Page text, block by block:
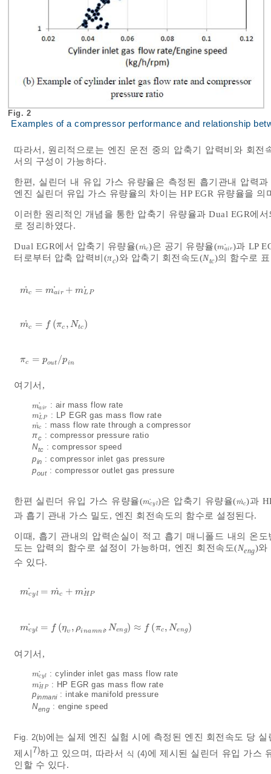
Fig. 2
Examples of a compressor performance and relationship
따라서, 원리적으로는 엔진 운전 중의 압축기 압력비와 회
서의 구성이 가능하다.
한편, 실린더 내 유입 가스 유량율은 측정된 흡기관내 압력
엔진 실린더 유입 가스 유량율의 차이는 HP EGR 유량율을 의
이러한 원리적인 개념을 통한 압축기 유량율과 Dual EGR에
로 정리하였다.
Dual EGR에서 압축기 유량율(mc
˙
mc˙
)은 공기 유량율(mair
˙
mair˙
)과 LP
터로부터 압축 압력비(πc)와 압축기 회전속도(Ntc)의 함수로
mc
˙ = mair
˙ + mL P
˙
mc˙ =ma ir˙ +mLP
mc
˙ = f (πc , Ntc )
mc˙=fπc,Ntc
πc = pout /pin
πc=pout/pi
여기서,
mair
˙
mair ˙: air mass flow rate
mLP
˙
mLP ˙: LP EGR gas mass flow rate
mc
˙
mc ˙: mass flow rate through a compressor
πc : compressor pressure ratio
Ntc : compressor speed
pin : compressor inlet gas pressure
pout: compressor outlet gas pressure
한편 실린더 유입 가스 유량율(mcyl
˙
mcyl˙
)은 압축기 유량율(mc
˙
mc˙
)과
과 흡기 관내 가스 밀도, 엔진 회전속도의 함수로 설정된다.
이때, 흡기 관내의 압력손실이 적고 흡기 매니폴드 내의 온
도는 압력의 함수로 설정이 가능하며, 엔진 회전속도(Neng)와
수 있다.
mcyl
˙ = mc
˙ + mHP
˙
mc yl ˙=m c˙ +mH
mcyl
˙ = f (ηυ , ρinamni, Neng) ≈ f (πc , Neng)
mcyl˙=fηυ,ρinamni, Nen g≈fπc,Ne
여기서,
mcyl
˙
mcy ˙: cylinder inlet gas mass flow rate
mH P
˙
mHP ˙: HP EGR gas mass flow rate
pinmani: intake manifold pressure
Neng : engine speed
Fig. 2(b)에는 실제 엔진 실험 시에 측정된 엔진 회전속도 당
제시 7)하고 있으며, 따라서 식 (4)에 제시된 실린더 유입 가스
인할 수 있다.